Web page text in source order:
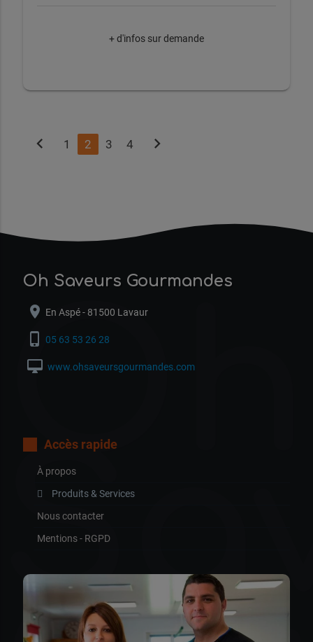
+ d'infos sur demande
chevron_left 1 2 3 4 chevron_right
Oh
Oh Saveurs Gourmandes
location_on En Aspé - 81500 Lavaur
phone_iphone 05 63 53 26 28
desktop_mac www.ohsaveursgourmandes.com
Accès rapide
À propos
Produits & Services
Nous contacter
Mentions - RGPD